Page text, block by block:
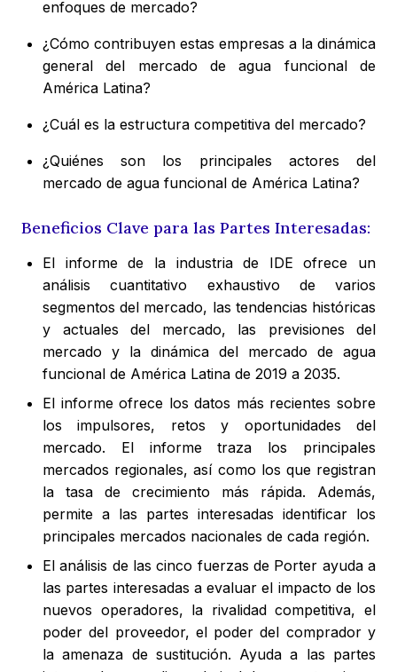
enfoques de mercado?
¿Cómo contribuyen estas empresas a la dinámica
general del mercado de agua funcional de
América Latina?
¿Cuál es la estructura competitiva del mercado?
¿Quiénes son los principales actores del
mercado de agua funcional de América Latina?
Beneficios Clave para las Partes Interesadas:
El informe de la industria de IDE ofrece un
análisis cuantitativo exhaustivo de varios
segmentos del mercado, las tendencias históricas
y actuales del mercado, las previsiones del
mercado y la dinámica del mercado de agua
funcional de América Latina de 2019 a 2035.
El informe ofrece los datos más recientes sobre
los impulsores, retos y oportunidades del
mercado. El informe traza los principales
mercados regionales, así como los que registran
la tasa de crecimiento más rápida. Además,
permite a las partes interesadas identificar los
principales mercados nacionales de cada región.
El análisis de las cinco fuerzas de Porter ayuda a
las partes interesadas a evaluar el impacto de los
nuevos operadores, la rivalidad competitiva, el
poder del proveedor, el poder del comprador y
la amenaza de sustitución. Ayuda a las partes